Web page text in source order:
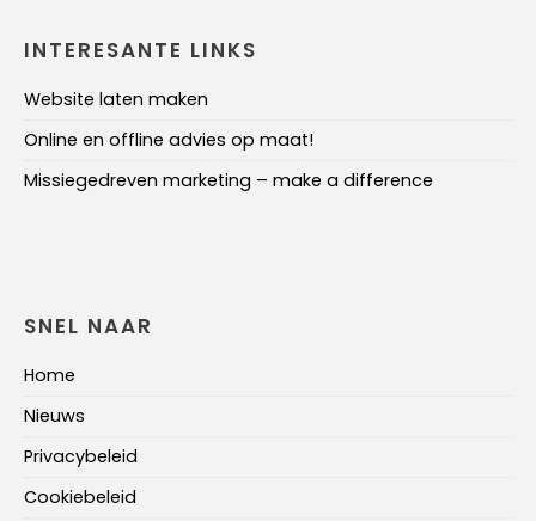
INTERESANTE LINKS
Website laten maken
Online en offline advies op maat!
Missiegedreven marketing – make a difference
SNEL NAAR
Home
Nieuws
Privacybeleid
Cookiebeleid